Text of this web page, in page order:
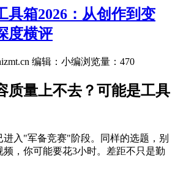
具箱2026：从创作到变
度横评
编辑：小编浏览量： 470
质量上不去？可能是工具
进入"军备竞赛"阶段。同样的选题，别
频，你可能要花3小时。差距不只是勤